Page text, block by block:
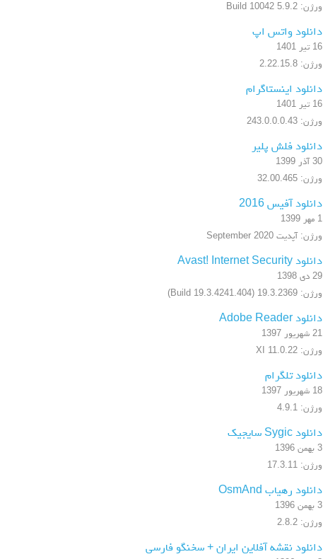
ورژن: 5.9.2 Build 10042
دانلود واتس اپ
16 تیر 1401
ورژن: 2.22.15.8
دانلود اینستاگرام
16 تیر 1401
ورژن: 243.0.0.0.43
دانلود فلش پلیر
30 آذر 1399
ورژن: 32.00.465
دانلود آفیس 2016
1 مهر 1399
ورژن: آپدیت September 2020
دانلود Avast! Internet Security
29 دی 1398
ورژن: 19.3.2369 (Build 19.3.4241.404)
دانلود Adobe Reader
21 شهریور 1397
ورژن: XI 11.0.22
دانلود تلگرام
18 شهریور 1397
ورژن: 4.9.1
دانلود Sygic سایجیک
3 بهمن 1396
ورژن: 17.3.11
دانلود رهیاب OsmAnd
3 بهمن 1396
ورژن: 2.8.2
دانلود نقشه آفلاین ایران + سخنگو فارسی